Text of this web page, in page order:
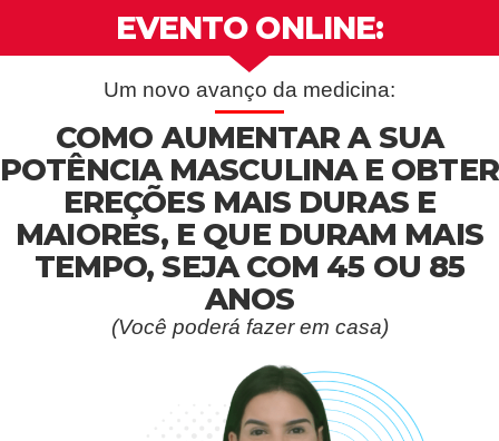
EVENTO ONLINE:
Um novo avanço da medicina:
COMO AUMENTAR A SUA
POTÊNCIA MASCULINA E OBTER
EREÇÕES MAIS DURAS E
MAIORES, E QUE DURAM MAIS
TEMPO, SEJA COM 45 OU 85
ANOS
(Você poderá fazer em casa)